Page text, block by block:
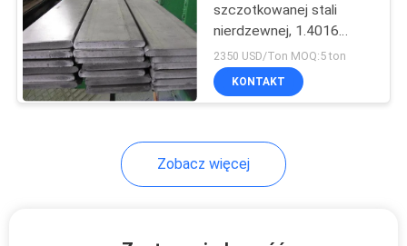
szczotkowanej stali
nierdzewnej, 1.4016
Płaskownik ze stalową
walcowaną na zimno 2B
2350 USD/Ton MOQ:5 ton
KONTAKT
Zobacz więcej